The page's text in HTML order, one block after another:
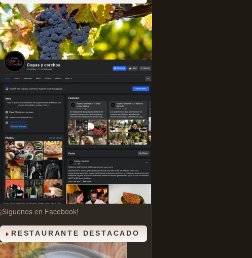
¡Síguenos en Facebook!
RESTAURANTE DESTACADO